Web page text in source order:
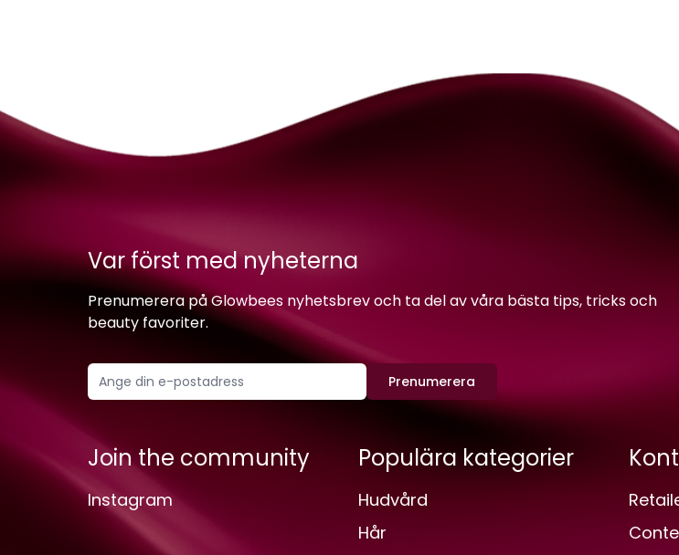
Var först med nyheterna
Prenumerera på Glowbees nyhetsbrev och ta del av våra bästa tips, tricks och
beauty favoriter.
Prenumerera
Join the community
Instagram
Populära kategorier
Hudvård
Hår